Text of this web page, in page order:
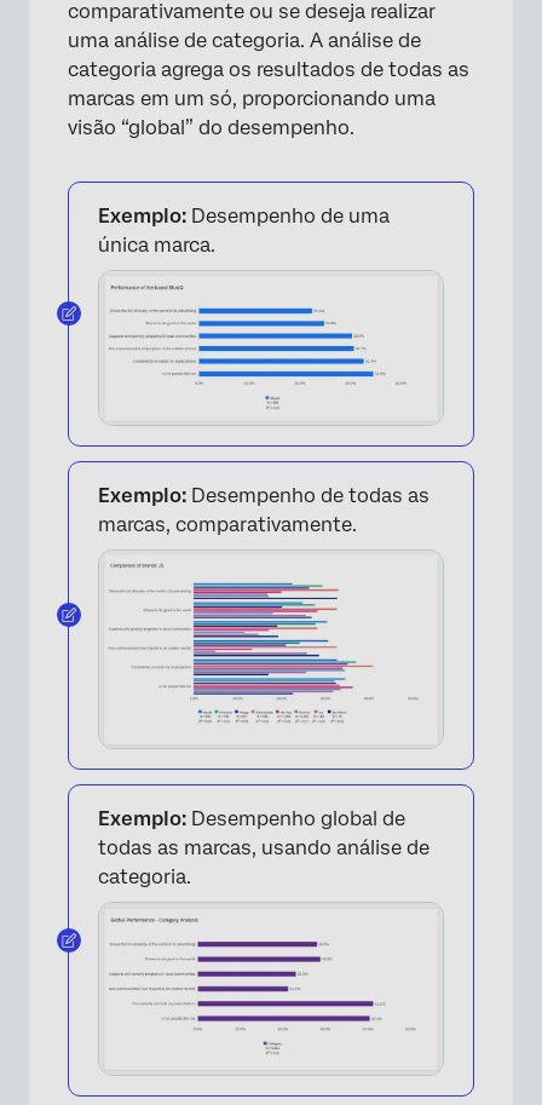
comparativamente ou se deseja realizar
uma análise de categoria. A análise de
categoria agrega os resultados de todas as
marcas em um só, proporcionando uma
visão “global” do desempenho.
Exemplo: Desempenho de uma
única marca.
Exemplo: Desempenho de todas as
marcas, comparativamente.
Exemplo: Desempenho global de
todas as marcas, usando análise de
categoria.